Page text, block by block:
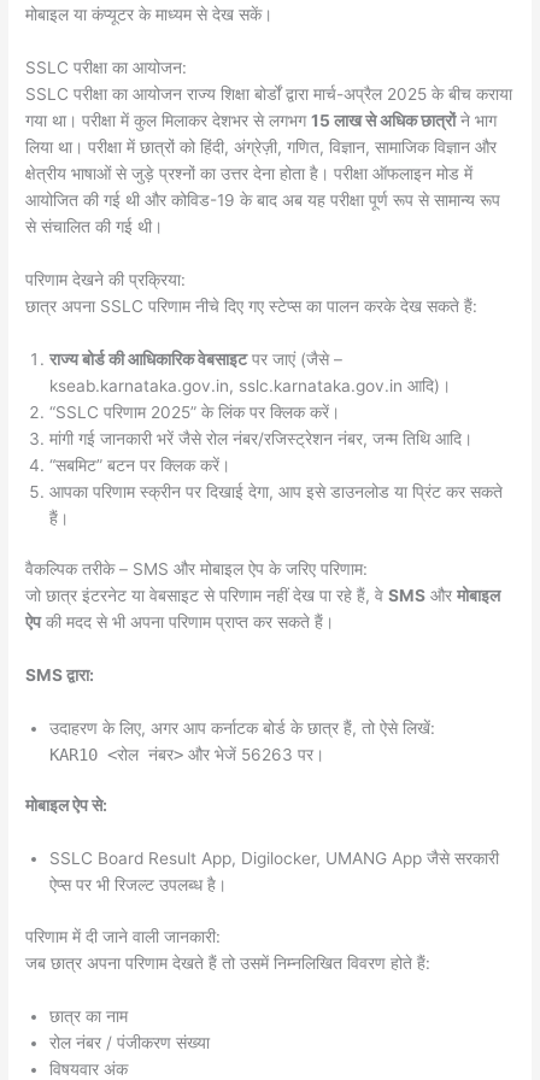
मोबाइल या कंप्यूटर के माध्यम से देख सकें।
SSLC परीक्षा का आयोजन:
SSLC परीक्षा का आयोजन राज्य शिक्षा बोर्डों द्वारा मार्च-अप्रैल 2025 के बीच कराया
गया था। परीक्षा में कुल मिलाकर देशभर से लगभग15 लाख से अधिक छात्रोंने भाग
लिया था। परीक्षा में छात्रों को हिंदी, अंग्रेज़ी, गणित, विज्ञान, सामाजिक विज्ञान और
क्षेत्रीय भाषाओं से जुड़े प्रश्नों का उत्तर देना होता है। परीक्षा ऑफलाइन मोड में
आयोजित की गई थी और कोविड-19 के बाद अब यह परीक्षा पूर्ण रूप से सामान्य रूप
से संचालित की गई थी।
परिणाम देखने की प्रक्रिया:
छात्र अपना SSLC परिणाम नीचे दिए गए स्टेप्स का पालन करके देख सकते हैं:
राज्य बोर्ड की आधिकारिक वेबसाइटपर जाएं (जैसे –
kseab.karnataka.gov.in, sslc.karnataka.gov.in आदि)।
“SSLC परिणाम 2025” के लिंक पर क्लिक करें।
मांगी गई जानकारी भरें जैसे रोल नंबर/रजिस्ट्रेशन नंबर, जन्म तिथि आदि।
“सबमिट” बटन पर क्लिक करें।
आपका परिणाम स्क्रीन पर दिखाई देगा, आप इसे डाउनलोड या प्रिंट कर सकते
हैं।
वैकल्पिक तरीके – SMS और मोबाइल ऐप के जरिए परिणाम:
जो छात्र इंटरनेट या वेबसाइट से परिणाम नहीं देख पा रहे हैं, वेSMS औरमोबाइल
ऐपकी मदद से भी अपना परिणाम प्राप्त कर सकते हैं।
SMS द्वारा:
उदाहरण के लिए, अगर आप कर्नाटक बोर्ड के छात्र हैं, तो ऐसे लिखें:
KAR10 <रोल नंबर> और भेजें 56263 पर।
मोबाइल ऐप से:
SSLC Board Result App, Digilocker, UMANG App जैसे सरकारी
ऐप्स पर भी रिजल्ट उपलब्ध है।
परिणाम में दी जाने वाली जानकारी:
जब छात्र अपना परिणाम देखते हैं तो उसमें निम्नलिखित विवरण होते हैं:
छात्र का नाम
रोल नंबर / पंजीकरण संख्या
विषयवार अंक